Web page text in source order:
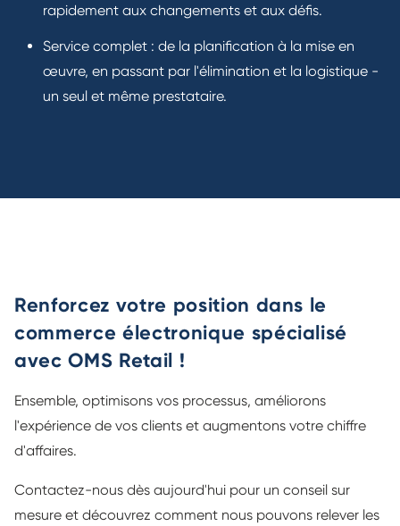
rapidement aux changements et aux défis.
Service complet : de la planification à la mise en
œuvre, en passant par l'élimination et la logistique -
un seul et même prestataire.
Renforcez votre position dans le
commerce électronique spécialisé
avec OMS Retail !
Ensemble, optimisons vos processus, améliorons
l'expérience de vos clients et augmentons votre chiffre
d'affaires.
Contactez-nous dès aujourd'hui pour un conseil sur
mesure et découvrez comment nous pouvons relever les